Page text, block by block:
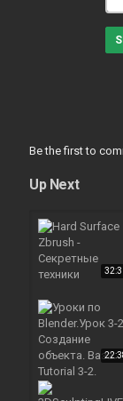
Be the first to
Up Next